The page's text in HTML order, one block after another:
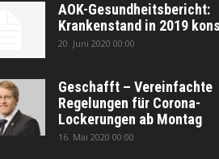
AOK-Gesundheitsbericht:
Krankenstand in 2019
20. Juni 2020 00:00
Geschafft – Vereinfachte
Regelungen für Corona-
Lockerungen ab Montag
16. Mai 2020 00:00